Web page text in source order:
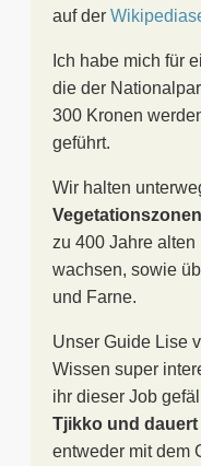
auf der
Ich habe mich für
die der
300 Kronen
geführt.
Wir halten
zu 400 Jahre
wachsen, sowie
und Farne.
Unser Guide Lise
Wissen super
ihr dieser Job
Tjikko und
entweder mit dem